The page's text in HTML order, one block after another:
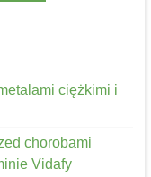
ciężkimi i
chorobami
Vidafy